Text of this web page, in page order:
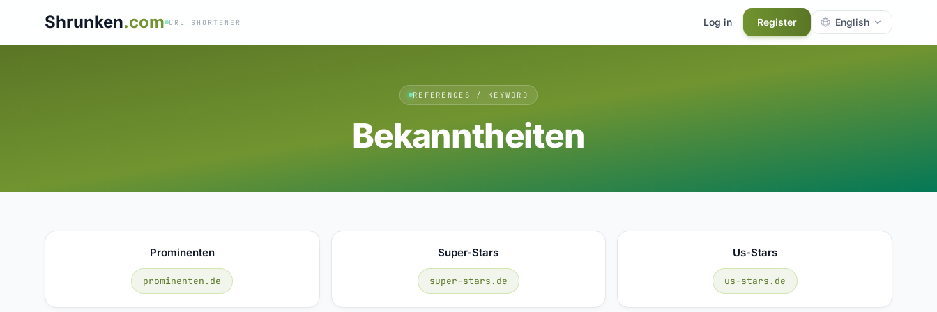
Shrunken.com URL SHORTENER Log in Register English
REFERENCES / KEYWORD
Bekanntheiten
Prominenten
prominenten.de
Super-Stars
super-stars.de
Us-Stars
us-stars.de